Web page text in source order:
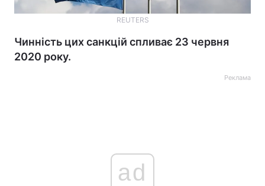
REUTERS
Чинність цих санкцій спливає 23 червня
2020 року.
Реклама
ad